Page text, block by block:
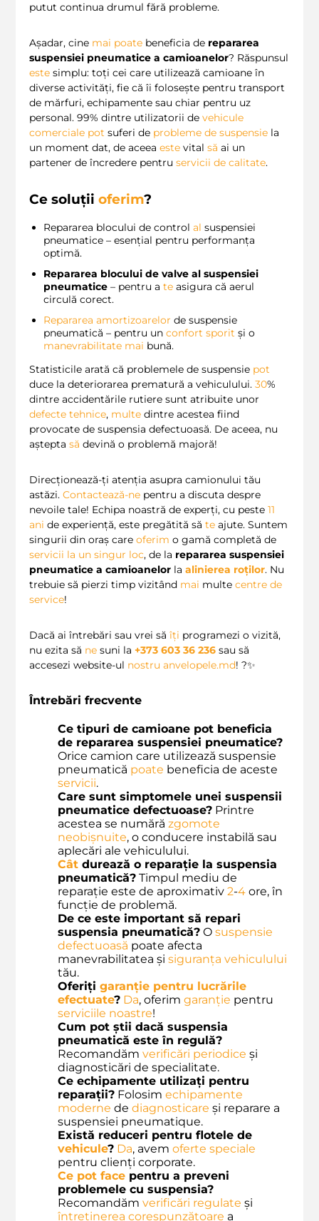
putut continua drumul fără probleme.
Așadar, cine mai poate beneficia de repararea
suspensiei pneumatice a camioanelor? Răspunsul
este simplu: toți cei care utilizează camioane în
diverse activități, fie că îi folosește pentru transport
de mărfuri, echipamente sau chiar pentru uz
personal. 99% dintre utilizatorii de vehicule
comerciale pot suferi de probleme de suspensie la
un moment dat, de aceea este vital să ai un
partener de încredere pentru servicii de calitate.
Ce soluții oferim?
Repararea blocului de control al suspensiei
pneumatice – esențial pentru performanța
optimă.
Repararea blocului de valve al suspensiei
pneumatice – pentru a te asigura că aerul
circulă corect.
Repararea amortizoarelor de suspensie
pneumatică – pentru un confort sporit și o
manevrabilitate mai bună.
Statisticile arată că problemele de suspensie pot
duce la deteriorarea prematură a vehiculului. 30%
dintre accidentările rutiere sunt atribuite unor
defecte tehnice, multe dintre acestea fiind
provocate de suspensia defectuoasă. De aceea, nu
aștepta să devină o problemă majoră!
Direcționează-ți atenția asupra camionului tău
astăzi. Contactează-ne pentru a discuta despre
nevoile tale! Echipa noastră de experți, cu peste 11
ani de experiență, este pregătită să te ajute. Suntem
singurii din oraș care oferim o gamă completă de
servicii la un singur loc, de la repararea suspensiei
pneumatice a camioanelor la alinierea roților. Nu
trebuie să pierzi timp vizitând mai multe centre de
service!
Dacă ai întrebări sau vrei să îți programezi o vizită,
nu ezita să ne suni la +373 603 36 236 sau să
accesezi website-ul nostru anvelopele.md! ?✨
Întrebări frecvente
Ce tipuri de camioane pot beneficia
de repararea suspensiei pneumatice?
Orice camion care utilizează suspensie
pneumatică poate beneficia de aceste
servicii.
Care sunt simptomele unei suspensii
pneumatice defectuoase? Printre
acestea se numără zgomote
neobișnuite, o conducere instabilă sau
aplecări ale vehiculului.
Cât durează o reparație la suspensia
pneumatică? Timpul mediu de
reparație este de aproximativ 2-4 ore, în
funcție de problemă.
De ce este important să repari
suspensia pneumatică? O suspensie
defectuoasă poate afecta
manevrabilitatea și siguranța vehiculului
tău.
Oferiți garanție pentru lucrările
efectuate? Da, oferim garanție pentru
serviciile noastre!
Cum pot știi dacă suspensia
pneumatică este în regulă?
Recomandăm verificări periodice și
diagnosticări de specialitate.
Ce echipamente utilizați pentru
reparații? Folosim echipamente
moderne de diagnosticare și reparare a
suspensiei pneumatique.
Există reduceri pentru flotele de
vehicule? Da, avem oferte speciale
pentru clienți corporate.
Ce pot face pentru a preveni
problemele cu suspensia?
Recomandăm verificări regulate și
întreținerea corespunzătoare a